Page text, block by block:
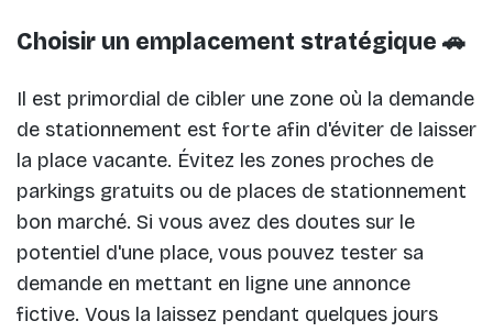
Choisir un emplacement stratégique 🚗
Il est primordial de cibler une zone où la demande
de stationnement est forte afin d'éviter de laisser
la place vacante. Évitez les zones proches de
parkings gratuits ou de places de stationnement
bon marché. Si vous avez des doutes sur le
potentiel d'une place, vous pouvez tester sa
demande en mettant en ligne une annonce
fictive. Vous la laissez pendant quelques jours